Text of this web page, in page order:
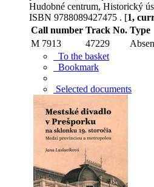
Hudobné centrum, Historický
ISBN 9788089427475 . [1,
Call number Track No. Type
M 7913
47229
To the basket
Bookmark
Selected documents